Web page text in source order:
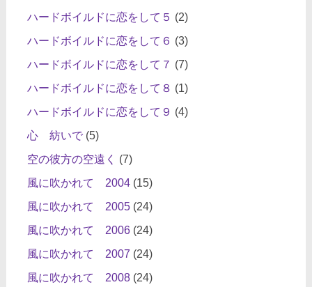
ハードボイルドに恋をして５ (2)
ハードボイルドに恋をして６ (3)
ハードボイルドに恋をして７ (7)
ハードボイルドに恋をして８ (1)
ハードボイルドに恋をして９ (4)
心 紡いで(5)
空の彼方の空遠く
(7)
風に吹かれて 2004(15)
風に吹かれて 2005(24)
風に吹かれて 2006(24)
風に吹かれて 2007 (24)
風に吹かれて 2008(24)